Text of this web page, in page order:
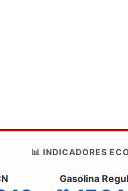
📊 INDICADORES
Gasolina